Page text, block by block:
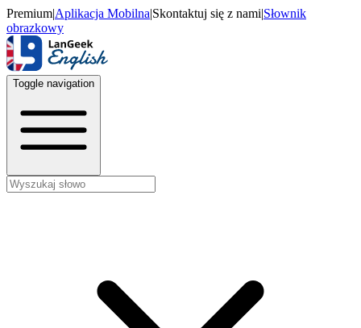
Premium|Aplikacja Mobilna|Skontaktuj się z nami|Słownik
obrazkowy
Toggle navigation